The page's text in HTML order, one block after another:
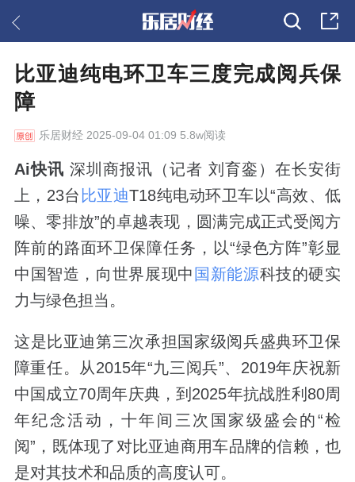
比亚迪纯电环卫车三度完成阅兵保
障
乐居财经2025-09-04 01:09 5.8w阅读
Ai快讯 深圳商报讯（记者 刘育銮）在长安街
上，23台 比亚迪T18纯电动环卫车以“高效、低
噪、零排放”的卓越表现，圆满完成正式受阅方
阵前的路面环卫保障任务，以“绿色方阵”彰显
中国智造，向世界展现中国新能源科技的硬实
力与绿色担当。
这是比亚迪第三次承担国家级阅兵盛典环卫保
障重任。从2015年“九三阅兵”、2019年庆祝新
中国成立70周年庆典，到2025年抗战胜利80周
年纪念活动，十年间三次国家级盛会的“检
阅”，既体现了对比亚迪商用车品牌的信赖，也
是对其技术和品质的高度认可。